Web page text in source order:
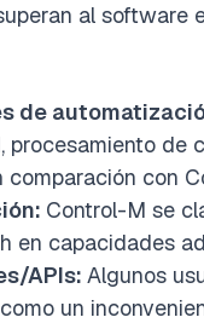
al software
de
procesamiento
comparación con
Control-M se
en capacidades
APIs: Algunos
un